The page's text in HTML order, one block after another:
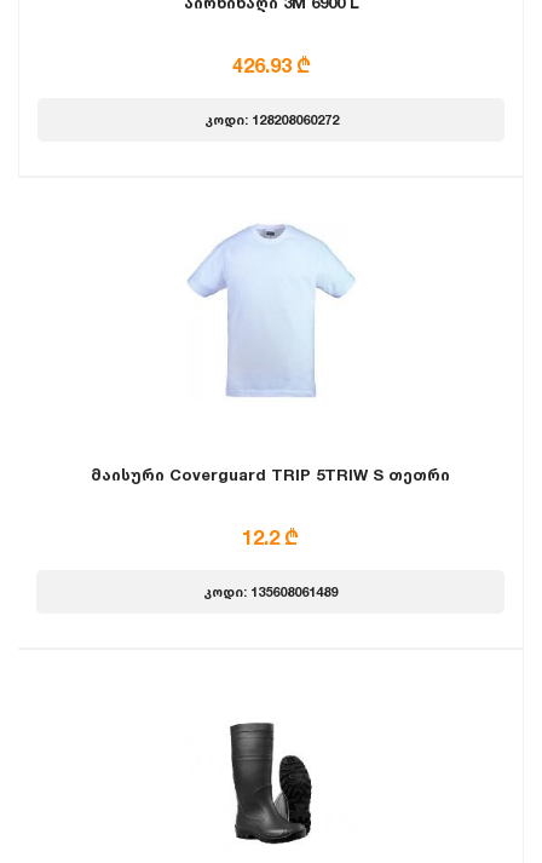
426.93 ₾
კოდი: 128208060272
მაისური Coverguard TRIP 5TRIW S თეთრი
12.2 ₾
კოდი: 135608061489